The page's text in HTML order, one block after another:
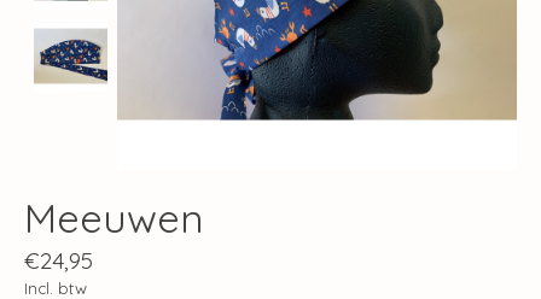
Meeuwen
€24,95
Incl. btw